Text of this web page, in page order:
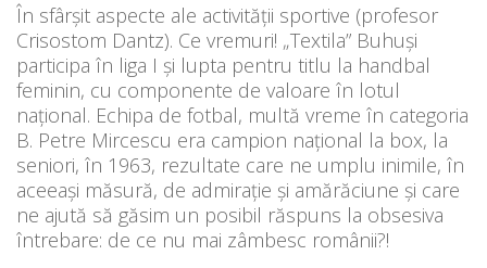
În sfârșit aspecte ale activității sportive (profesor
Crisostom Dantz). Ce vremuri! „Textila” Buhuși
participa în liga I și lupta pentru titlu la handbal
feminin, cu componente de valoare în lotul
național. Echipa de fotbal, multă vreme în categoria
B. Petre Mircescu era campion național la box, la
seniori, în 1963, rezultate care ne umplu inimile, în
aceeași măsură, de admirație și amărăciune și care
ne ajută să găsim un posibil răspuns la obsesiva
întrebare: de ce nu mai zâmbesc românii?!